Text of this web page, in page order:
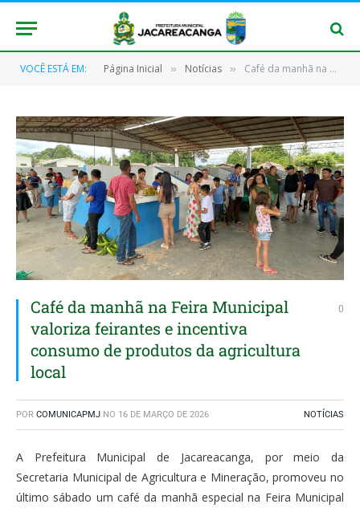
VOCÊ ESTÁ EM: Página Inicial » Notícias » Café da manhã na Feira Municipal valoriza feirantes e incentiva consumo de produtos da agricultura local
Café da manhã na Feira Municipal
valoriza feirantes e incentiva
consumo de produtos da agricultura
local
0
POR COMUNICAPMJ NO 16 DE MARÇO DE 2026 NOTÍCIAS
A Prefeitura Municipal de Jacareacanga, por meio da
Secretaria Municipal de Agricultura e Mineração, promoveu no
último sábado um café da manhã especial na Feira Municipal